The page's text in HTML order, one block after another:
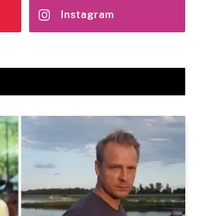
Instagram